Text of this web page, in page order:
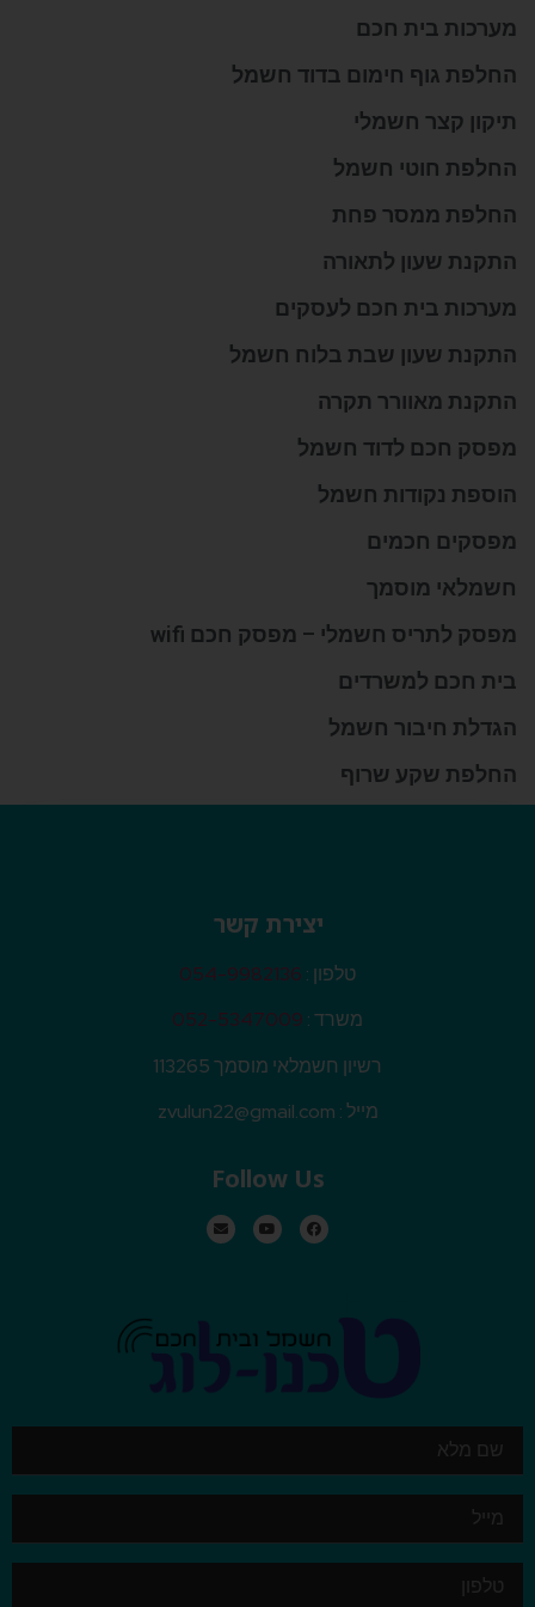
מערכות בית חכם
החלפת גוף חימום בדוד חשמל
תיקון קצר חשמלי
החלפת חוטי חשמל
החלפת ממסר פחת
התקנת שעון לתאורה
מערכות בית חכם לעסקים
התקנת שעון שבת בלוח חשמל
התקנת מאוורר תקרה
מפסק חכם לדוד חשמל
הוספת נקודות חשמל
מפסקים חכמים
חשמלאי מוסמך
מפסק לתריס חשמלי – מפסק חכם wifi
בית חכם למשרדים
הגדלת חיבור חשמל
החלפת שקע שרוף
יצירת קשר
טלפון : 054-9982136
משרד : 052-5347009
רשיון חשמלאי מוסמך 113265
מייל : zvulun22@gmail.com
Follow Us